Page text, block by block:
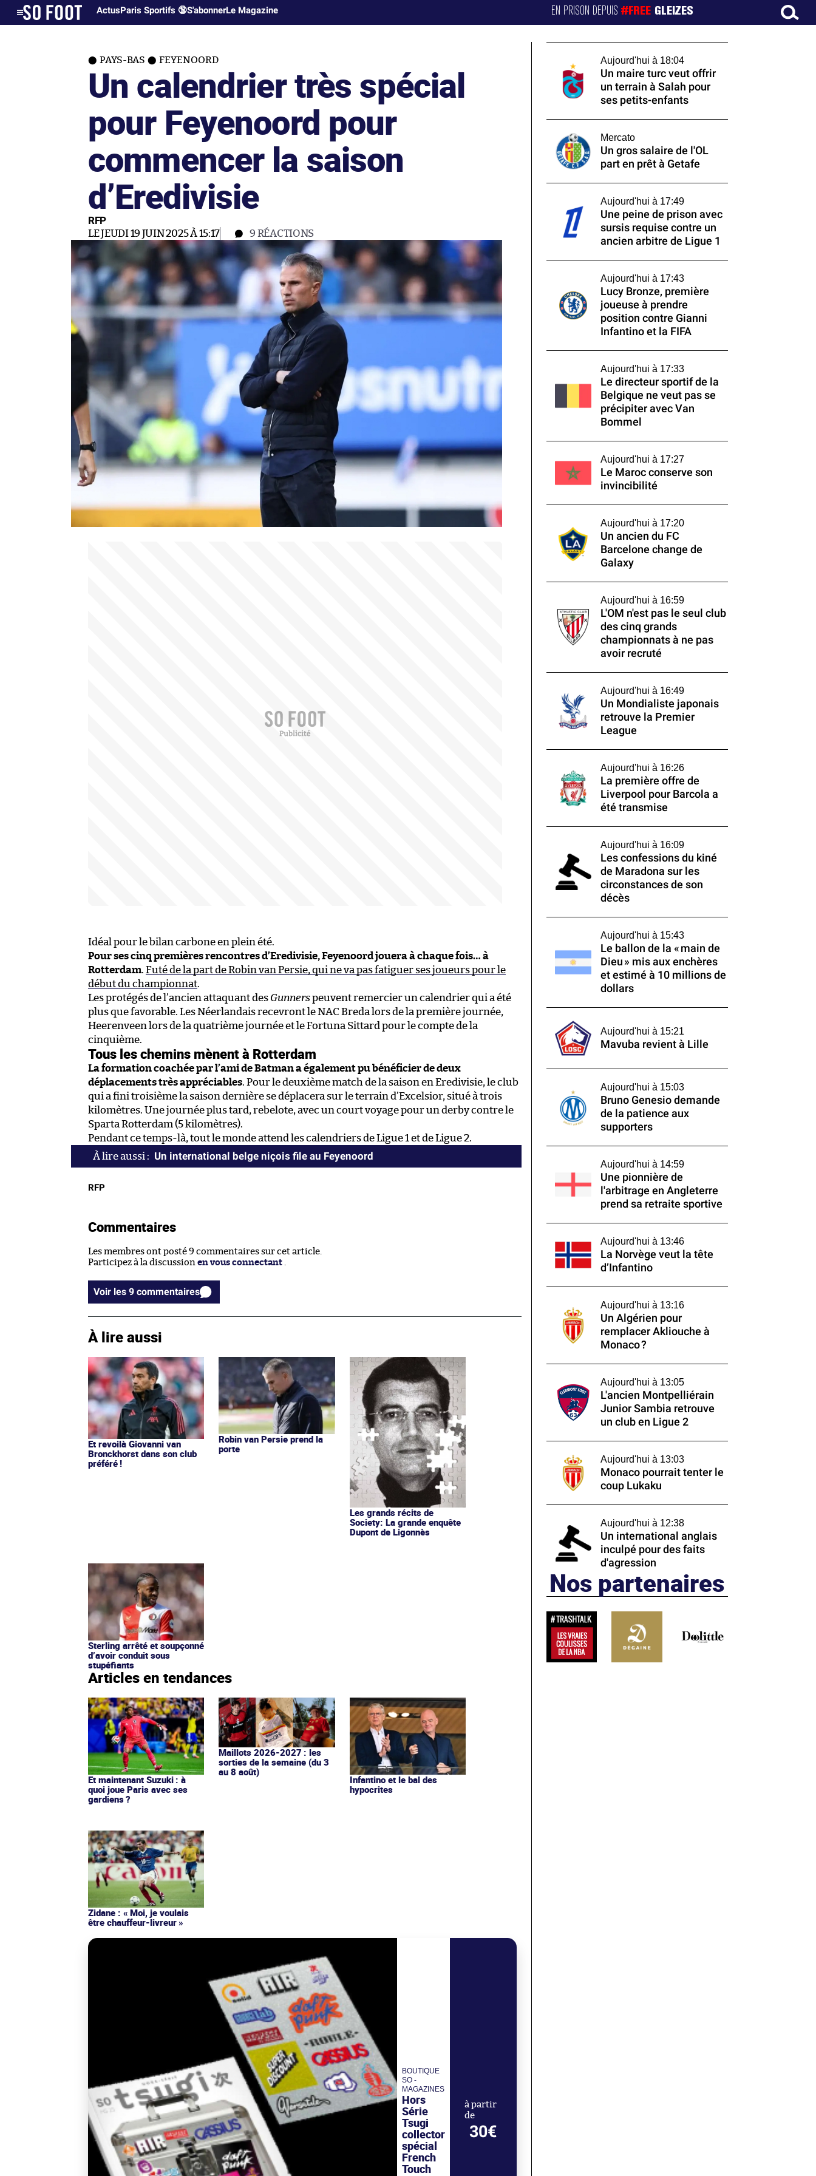
ActusParis Sportifs 🔞S'abonnerLe Magazine EN PRISON DEPUIS#FREE GLEIZES
PAYS-BAS FEYENOORD
Un calendrier très spécial
pour Feyenoord pour
commencer la saison
d’Eredivisie
RFP
LE JEUDI 19 JUIN 2025 À 15:17 9 RÉACTIONS
Idéal pour le bilan carbone en plein été.
Pour ses cinq premières rencontres d’Eredivisie, Feyenoord jouera à chaque fois… à
Rotterdam. Futé de la part de Robin van Persie, qui ne va pas fatiguer ses joueurs pour le
début du championnat.
Les protégés de l’ancien attaquant des Gunnerspeuvent remercier un calendrier qui a été
plus que favorable. Les Néerlandais recevront le NAC Breda lors de la première journée,
Heerenveen lors de la quatrième journée et le Fortuna Sittard pour le compte de la
cinquième.
Tous les chemins mènent à Rotterdam
La formation coachée par l’ami de Batman a également pu bénéficier de deux
déplacements très appréciables. Pour le deuxième match de la saison en Eredivisie, le club
qui a fini troisième la saison dernière se déplacera sur le terrain d’Excelsior, situé à trois
kilomètres. Une journée plus tard, rebelote, avec un court voyage pour un derby contre le
Sparta Rotterdam (5 kilomètres).
Pendant ce temps-là, tout le monde attend les calendriers de Ligue 1 et de Ligue 2.
Un international belge niçois file au Feyenoord
RFP
Commentaires
Les membres ont posté 9 commentaires sur cet article.
Participez à la discussion en vous connectant
Voir les 9 commentaires
À lire aussi
Et revoilà Giovanni van
Bronckhorst dans son club
préféré !
Robin van Persie prend la
porte
Les grands récits de
Society: La grande enquête
Dupont de Ligonnès
Sterling arrêté et soupçonné
d’avoir conduit sous
stupéfiants
Articles en tendances
Et maintenant Suzuki : à
quoi joue Paris avec ses
gardiens ?
Maillots 2026-2027 : les
sorties de la semaine (du 3
au 8 août)
Infantino et le bal des
hypocrites
Zidane : « Moi, je voulais
être chauffeur-livreur »
BOUTIQUE
SO -
MAGAZINES
Hors
Série
Tsugi
collector
spécial
French
Touch
à partir
de
30€
Aujourd'hui à 18:04
Un maire turc veut offrir
un terrain à Salah pour
ses petits-enfants
Mercato
Un gros salaire de l'OL
part en prêt à Getafe
Aujourd'hui à 17:49
Une peine de prison avec
sursis requise contre un
ancien arbitre de Ligue 1
Aujourd'hui à 17:43
Lucy Bronze, première
joueuse à prendre
position contre Gianni
Infantino et la FIFA
Aujourd'hui à 17:33
Le directeur sportif de la
Belgique ne veut pas se
précipiter avec Van
Bommel
Aujourd'hui à 17:27
Le Maroc conserve son
invincibilité
Aujourd'hui à 17:20
Un ancien du FC
Barcelone change de
Galaxy
Aujourd'hui à 16:59
L'OM n'est pas le seul club
des cinq grands
championnats à ne pas
avoir recruté
Aujourd'hui à 16:49
Un Mondialiste japonais
retrouve la Premier
League
Aujourd'hui à 16:26
La première offre de
Liverpool pour Barcola a
été transmise
Aujourd'hui à 16:09
Les confessions du kiné
de Maradona sur les
circonstances de son
décès
Aujourd'hui à 15:43
Le ballon de la « main de
Dieu » mis aux enchères
et estimé à 10 millions de
dollars
Aujourd'hui à 15:21
Mavuba revient à Lille
Aujourd'hui à 15:03
Bruno Genesio demande
de la patience aux
supporters
Aujourd'hui à 14:59
Une pionnière de
l'arbitrage en Angleterre
prend sa retraite sportive
Aujourd'hui à 13:46
La Norvège veut la tête
d’Infantino
Aujourd'hui à 13:16
Un Algérien pour
remplacer Akliouche à
Monaco ?
Aujourd'hui à 13:05
L'ancien Montpelliérain
Junior Sambia retrouve
un club en Ligue 2
Aujourd'hui à 13:03
Monaco pourrait tenter le
coup Lukaku
Aujourd'hui à 12:38
Un international anglais
inculpé pour des faits
d'agression
Nos partenaires